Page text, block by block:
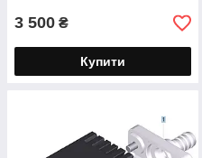
3 500 ₴
Купити